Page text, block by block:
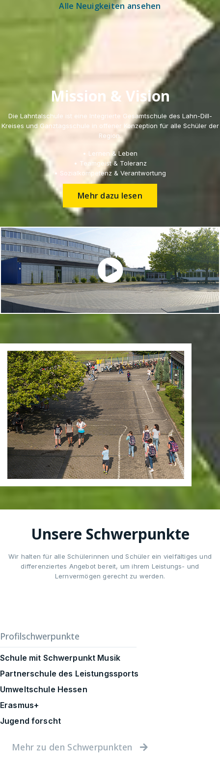
Alle Neuigkeiten ansehen
Mission & Vision
Die Lahntalschule ist eine Integrierte Gesamtschule des Lahn-Dill-
Kreises und Ganztagsschule in offener Konzeption für alle Schüler der
Region.
• Lernen & Leben
• Teamgeist & Toleranz
• Sozialkompetenz & Verantwortung
Mehr dazu lesen
Unsere Schwerpunkte
Wir halten für alle Schülerinnen und Schüler ein vielfältiges und
differenziertes Angebot bereit, um ihrem Leistungs- und
Lernvermögen gerecht zu werden.
Profilschwerpunkte
Schule mit Schwerpunkt Musik
Partnerschule des Leistungssports
Umweltschule Hessen
Erasmus+
Jugend forscht
Mehr zu den Schwerpunkten